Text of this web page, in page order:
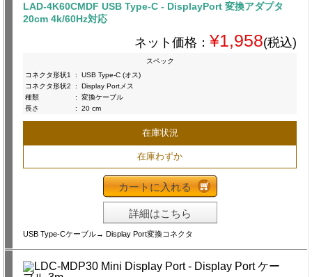
LAD-4K60CMDF USB Type-C - DisplayPort 変換アダプタ
20cm 4k/60Hz対応
ネット価格： ¥1,958(税込)
スペック
コネクタ形状1
:
USB Type-C (オス)
コネクタ形状2
:
Display Portメス
種類
:
変換ケーブル
長さ
: 20 cm
在庫状況
在庫わずか
カートに入れる
詳細はこちら
USB Type-Cケーブル→ Display Port変換コネクタ